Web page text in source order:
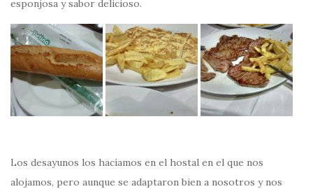
esponjosa y sabor delicioso.
Los desayunos los hacíamos en el hostal en el que nos
alojamos, pero aunque se adaptaron bien a nosotros y nos